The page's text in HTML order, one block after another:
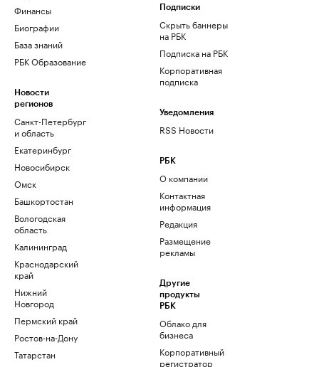
Финансы
Биографии
База знаний
РБК Образование
Новости
регионов
Санкт-Петербург
и область
Екатеринбург
Новосибирск
Омск
Башкортостан
Вологодская
область
Калининград
Краснодарский
край
Нижний
Новгород
Пермский край
Ростов-на-Дону
Татарстан
Подписки
Скрыть баннеры
на РБК
Подписка на РБК
Корпоративная
подписка
Уведомления
RSS Новости
РБК
О компании
Контактная
информация
Редакция
Размещение
рекламы
Другие
продукты
РБК
Облако для
бизнеса
Корпоративный
регистратор